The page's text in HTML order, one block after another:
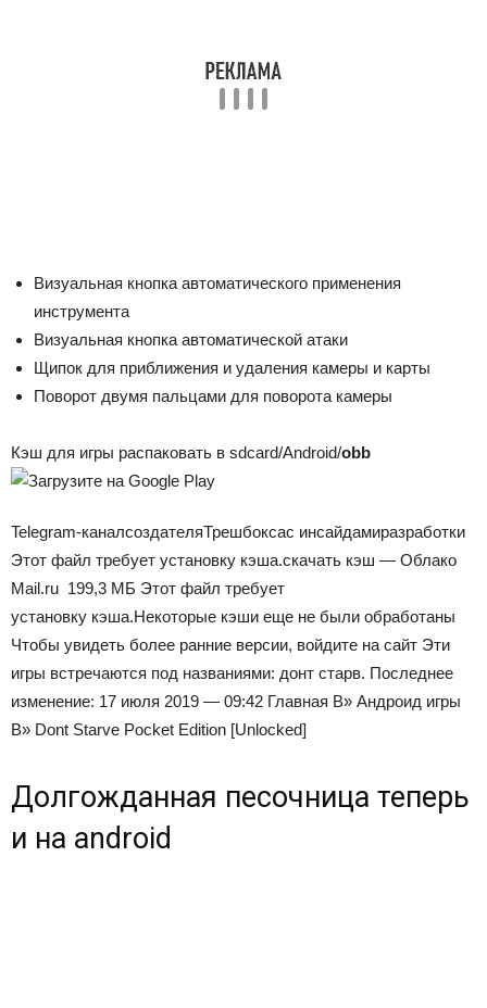
Визуальная кнопка автоматического применения
инструмента
Визуальная кнопка автоматической атаки
Щипок для приближения и удаления камеры и карты
Поворот двумя пальцами для поворота камеры
Кэш для игры распаковать в sdcard/Android/obb
Telegram-каналсоздателяТрешбоксас инсайдамиразработки
Этот файл требует установку кэша.скачать кэш — Облако
Mail.ru 199,3 МБ Этот файл требует
установку кэша.Некоторые кэши еще не были обработаны
Чтобы увидеть более ранние версии, войдите на сайт Эти
игры встречаются под названиями: донт старв. Последнее
изменение: 17 июля 2019 — 09:42 Главная В» Андроид игры
В» Dont Starve Pocket Edition [Unlocked]
Долгожданная песочница теперь
и на android